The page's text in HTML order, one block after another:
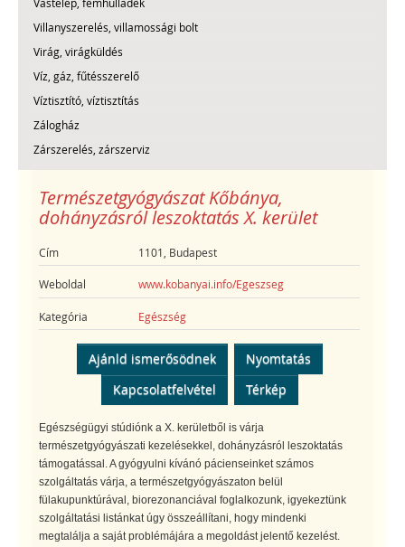
Villanyszerelés, villamossági bolt
Virág, virágküldés
Víz, gáz, fűtésszerelő
Víztisztító, víztisztítás
Zálogház
Zárszerelés, zárszerviz
Természetgyógyászat Kőbánya,
dohányzásról leszoktatás X. kerület
Cím 1101, Budapest
Weboldal www.kobanyai.info/Egeszseg
Kategória Egészség
Ajánld ismerősödnek
Nyomtatás
Kapcsolatfelvétel
Térkép
Egészségügyi stúdiónk a X. kerületből is várja
természetgyógyászati kezelésekkel, dohányzásról leszoktatás
támogatással. A gyógyulni kívánó pácienseinket számos
szolgáltatás várja, a természetgyógyászaton belül
fülakupunktúrával, biorezonanciával foglalkozunk, igyekeztünk
szolgáltatási listánkat úgy összeállítani, hogy mindenki
megtalálja a saját problémájára a megoldást jelentő kezelést.